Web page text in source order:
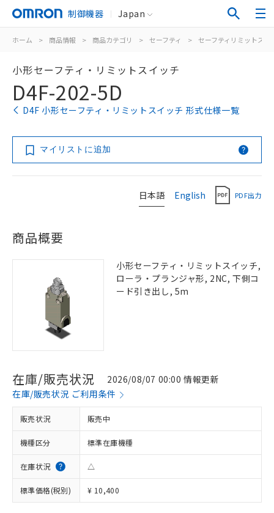
制御機器 Japan
ホーム > 商品情報 > 商品カテゴリ > セーフティ > セーフティリミットスイ
小形セーフティ・リミットスイッチ
D4F-202-5D
D4F 小形セーフティ・リミットスイッチ 形式仕様一覧
マイリストに追加
日本語 English PDF出力
商品概要
小形セーフティ・リミットスイッチ,
ローラ・プランジャ形, 2NC, 下側コ
ード引き出し, 5m
在庫/販売状況
2026/08/07 00:00 情報更新
在庫/販売状況 ご利用条件
販売状況 販売中
機種区分 標準在庫機種
在庫状況 △
標準価格(税別) ¥ 10,400